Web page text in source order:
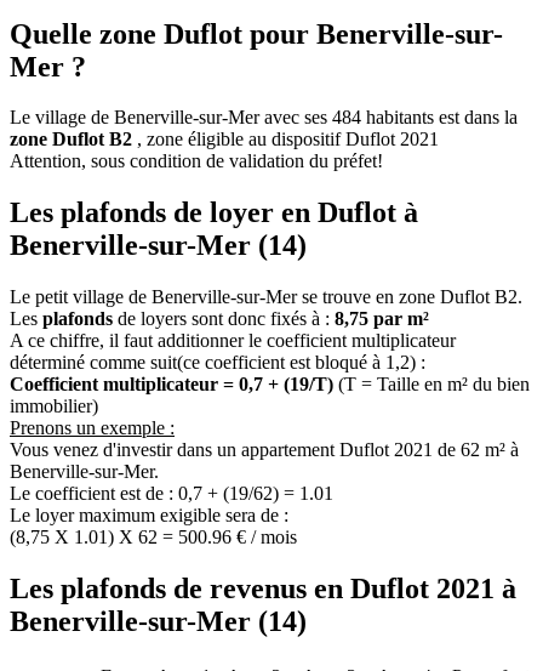
Quelle zone Duflot pour Benerville-sur-
Mer ?
Le village de Benerville-sur-Mer avec ses 484 habitants est dans la
zone Duflot B2 , zone éligible au dispositif Duflot 2021
Attention, sous condition de validation du préfet!
Les plafonds de loyer en Duflot à
Benerville-sur-Mer (14)
Le petit village de Benerville-sur-Mer se trouve en zone Duflot B2.
Les plafonds de loyers sont donc fixés à : 8,75 par m²
A ce chiffre, il faut additionner le coefficient multiplicateur
déterminé comme suit(ce coefficient est bloqué à 1,2) :
Coefficient multiplicateur = 0,7 + (19/T) (T = Taille en m² du bien
immobilier)
Prenons un exemple :
Vous venez d'investir dans un appartement Duflot 2021 de 62 m² à
Benerville-sur-Mer.
Le coefficient est de : 0,7 + (19/62) = 1.01
Le loyer maximum exigible sera de :
(8,75 X 1.01) X 62 = 500.96 € / mois
Les plafonds de revenus en Duflot 2021 à
Benerville-sur-Mer (14)